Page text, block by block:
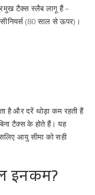
टैक्स स्लैब लागू हैं –
(80 साल से ऊपर)।
है और दरें थोड़ा कम रहती हैं
टैक्स के होते हैं। यह
आयु सीमा को सही
इनकम?